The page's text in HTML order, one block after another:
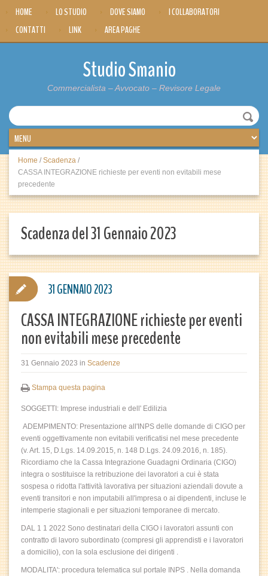
HOME LO STUDIO DOVE SIAMO
I COLLABORATORI
CONTATTI
LINK AREA PAGHE
Studio Smanio
Commercialista – Avvocato – Revisore Legale
Home / Scadenza /
CASSA INTEGRAZIONE richieste per eventi non evitabili mese
precedente
Scadenza del 31 Gennaio 2023
CASSA INTEGRAZIONE richieste per eventi
non evitabili mese precedente
31 Gennaio 2023 in Scadenze
Stampa questa pagina
SOGGETTI: Imprese industriali e dell' Edilizia
ADEMPIMENTO: Presentazione all'INPS delle domande di CIGO per
eventi oggettivamente non evitabili verificatisi nel mese precedente
(v. Art. 15, D.Lgs. 14.09.2015, n. 148 D.Lgs. 24.09.2016, n. 185).
Ricordiamo che la Cassa Integrazione Guadagni Ordinaria (CIGO)
integra o sostituisce la retribuzione dei lavoratori a cui è stata
sospesa o ridotta l'attività lavorativa per situazioni aziendali dovute a
eventi transitori e non imputabili all'impresa o ai dipendenti, incluse le
intemperie stagionali e per situazioni temporanee di mercato.
DAL 1 1 2022 Sono destinatari della CIGO i lavoratori assunti con
contratto di lavoro subordinato (compresi gli apprendisti e i lavoratori
a domicilio), con la sola esclusione dei dirigenti .
MODALITA': procedura telematica sul portale INPS . Nella domanda
31 GENNAIO 2023